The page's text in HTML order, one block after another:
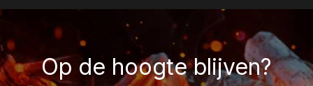
Op de hoogte blijven?